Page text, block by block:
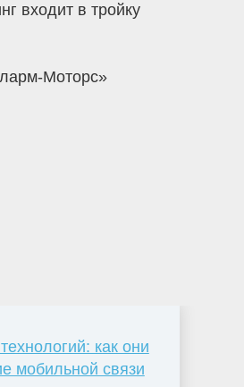
входит в тройку
Моторс»
как они
мобильной связи